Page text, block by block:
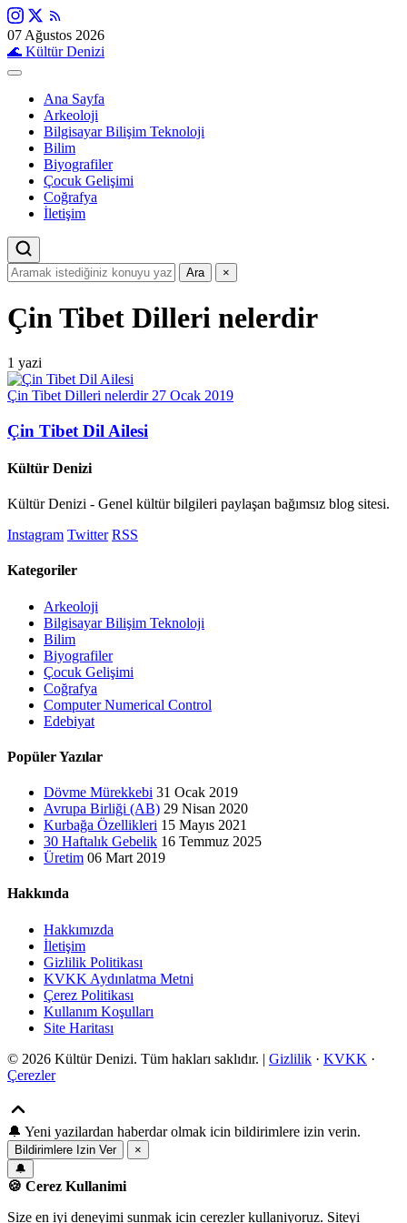
07 Ağustos 2026
🌊 Kültür Denizi
Ana Sayfa
Arkeoloji
Bilgisayar Bilişim Teknoloji
Bilim
Biyografiler
Çocuk Gelişimi
Coğrafya
İletişim
Ara ×
Çin Tibet Dilleri nelerdir
1 yazi
Çin Tibet Dilleri nelerdir 27 Ocak 2019
Çin Tibet Dil Ailesi
Kültür Denizi
Kültür Denizi - Genel kültür bilgileri paylaşan bağımsız blog sitesi.
Instagram Twitter RSS
Kategoriler
Arkeoloji
Bilgisayar Bilişim Teknoloji
Bilim
Biyografiler
Çocuk Gelişimi
Coğrafya
Computer Numerical Control
Edebiyat
Popüler Yazılar
Dövme Mürekkebi 31 Ocak 2019
Avrupa Birliği (AB) 29 Nisan 2020
Kurbağa Özellikleri 15 Mayıs 2021
30 Haftalık Gebelik 16 Temmuz 2025
Üretim 06 Mart 2019
Hakkında
Hakkımızda
İletişim
Gizlilik Politikası
KVKK Aydınlatma Metni
Çerez Politikası
Kullanım Koşulları
Site Haritası
© 2026 Kültür Denizi. Tüm hakları saklıdır. | Gizlilik · KVKK ·
Çerezler
🔔 Yeni yazilardan haberdar olmak icin bildirimlere izin verin.
Bildirimlere Izin Ver
×
🔔
🍪 Cerez Kullanimi
Size en iyi deneyimi sunmak icin cerezler kullaniyoruz. Siteyi